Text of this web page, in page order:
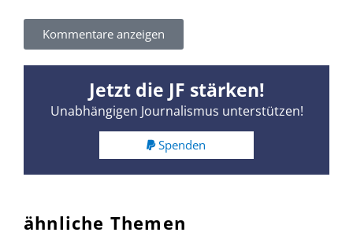
Kommentare anzeigen
Jetzt die JF stärken!
Unabhängigen Journalismus unterstützen!
Spenden
ähnliche Themen